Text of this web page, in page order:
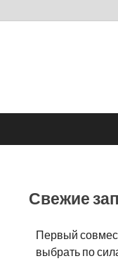
Свежие
Первый
выбрать по